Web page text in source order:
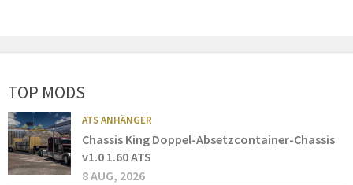
TOP MODS
ATS ANHÄNGER
Chassis King Doppel-Absetzcontainer-Chassis
v1.0 1.60 ATS
8 AUG, 2026